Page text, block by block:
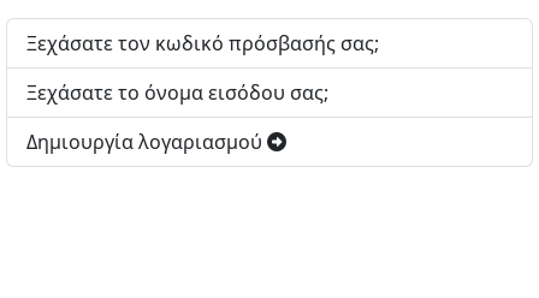
Ξεχάσατε τον κωδικό πρόσβασής σας;
Ξεχάσατε το όνομα εισόδου σας;
Δημιουργία λογαριασμού